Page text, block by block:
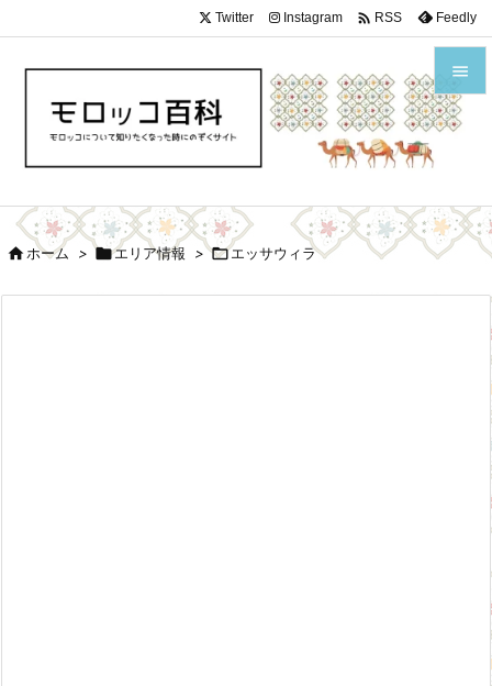



前へ
Twitter Instagram  RSS Feedly
ホーム > エリア情報 > エッサウィラ